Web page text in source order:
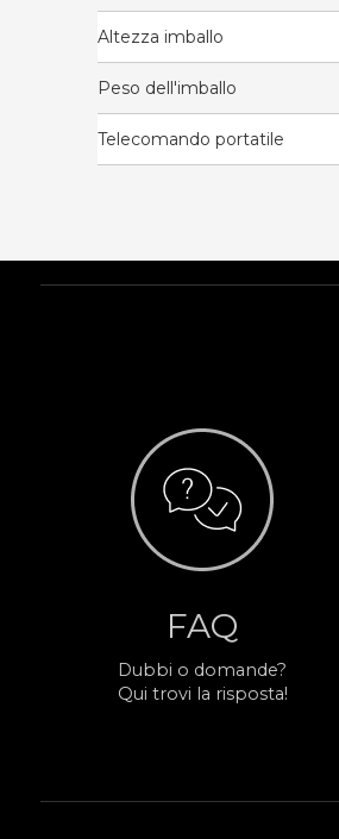
Altezza imballo
Peso dell'imballo
Telecomando portatile
FAQ
Dubbi o domande?
Qui trovi la risposta!